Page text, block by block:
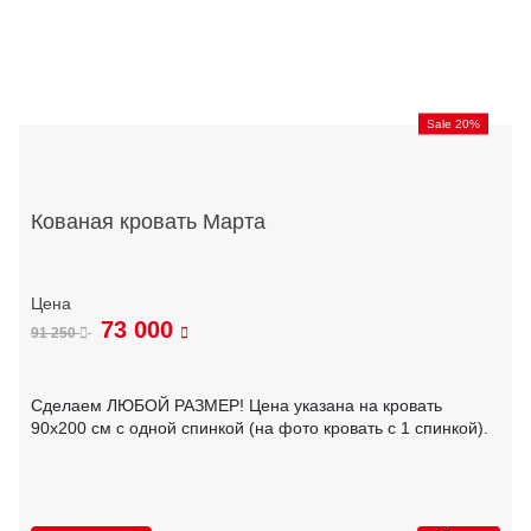
Sale 20%
Кованая кровать Марта
91 250 73 000
Сделаем ЛЮБОЙ РАЗМЕР! Цена указана на кровать
90х200 см с одной спинкой (на фото кровать с 1 спинкой).